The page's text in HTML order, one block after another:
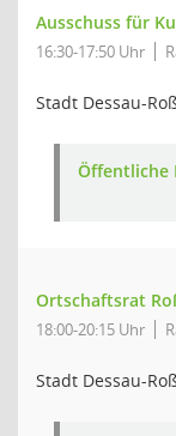
Ausschuss für
16:30-17:50 Uhr
Stadt Dessau-
Öffentliche
Ortschaftsrat
18:00-20:15 Uhr
Stadt Dessau-